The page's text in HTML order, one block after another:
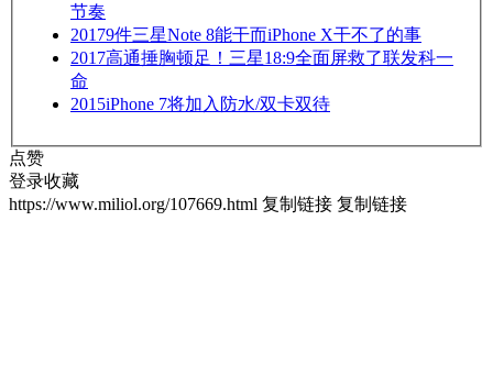
节奏
20179件三星Note 8能干而iPhone X干不了的事
2017高通捶胸顿足！三星18:9全面屏救了联发科一
命
2015iPhone 7将加入防水/双卡双待
点赞
登录收藏
https://www.miliol.org/107669.html 复制链接 复制链接